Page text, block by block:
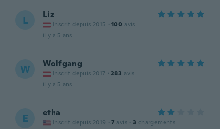
L Liz
Inscrit depuis 2015 · 100 avis
il y a 5 ans
W Wolfgang
Inscrit depuis 2017 · 283 avis
il y a 5 ans
E etha
Inscrit depuis 2019 · 7 avis · 3 chargements